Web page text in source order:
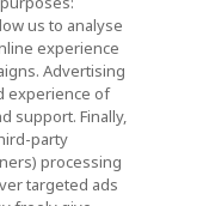
us to analyse
experience
Advertising
experience of
support. Finally,
party
processing
targeted ads